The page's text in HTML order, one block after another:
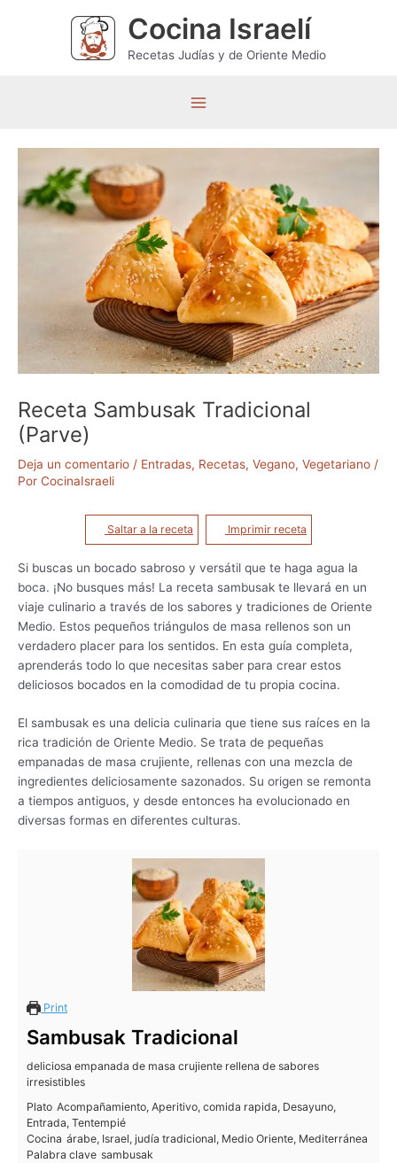
Cocina Israelí
Recetas Judías y de Oriente Medio
a
n
M
e
n
u
Receta Sambusak Tradicional
(Parve)
Deja un comentario / Entradas, Recetas, Vegano, Vegetariano /
Por CocinaIsraeli
Saltar a la receta Imprimir receta
Si buscas un bocado sabroso y versátil que te haga agua la
boca. ¡No busques más! La receta sambusak te llevará en un
viaje culinario a través de los sabores y tradiciones de Oriente
Medio. Estos pequeños triángulos de masa rellenos son un
verdadero placer para los sentidos. En esta guía completa,
aprenderás todo lo que necesitas saber para crear estos
deliciosos bocados en la comodidad de tu propia cocina.
El sambusak es una delicia culinaria que tiene sus raíces en la
rica tradición de Oriente Medio. Se trata de pequeñas
empanadas de masa crujiente, rellenas con una mezcla de
ingredientes deliciosamente sazonados. Su origen se remonta
a tiempos antiguos, y desde entonces ha evolucionado en
diversas formas en diferentes culturas.
Print
Sambusak Tradicional
deliciosa empanada de masa crujiente rellena de sabores
irresistibles
Plato Acompañamiento, Aperitivo, comida rapida, Desayuno,
Entrada, Tentempié
Cocina árabe, Israel, judía tradicional, Medio Oriente, Mediterránea
Palabra clave sambusak